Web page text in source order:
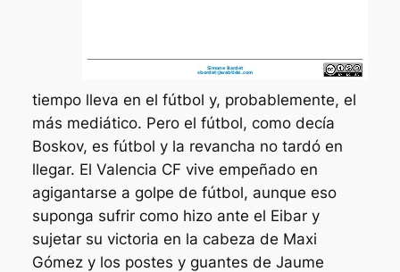
tiempo lleva en el fútbol y, probablemente, el
más mediático. Pero el fútbol, como decía
Boskov, es fútbol y la revancha no tardó en
llegar. El Valencia CF vive empeñado en
agigantarse a golpe de fútbol, aunque eso
suponga sufrir como hizo ante el Eibar y
sujetar su victoria en la cabeza de Maxi
Gómez y los postes y guantes de Jaume